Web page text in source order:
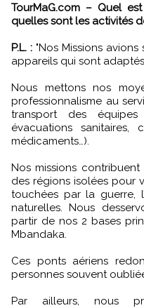
TourMaG.com – Quel
quelles sont les activités
P.L. : "Nos Missions
appareils qui sont
Nous mettons nos
professionnalisme au
transport des
évacuations
médicaments…).
Nos missions
des régions isolées pour
touchées par la guerre,
naturelles. Nous
partir de nos 2 bases
Mbandaka.
Ces ponts aériens
personnes souvent
Par ailleurs, nous